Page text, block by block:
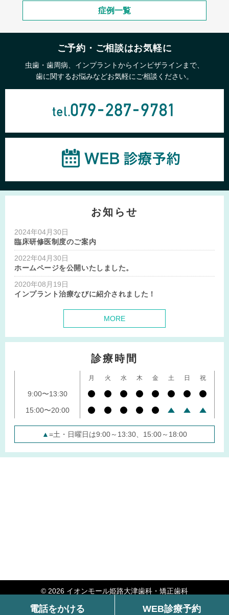
症例一覧
ご予約・ご相談はお気軽に
虫歯・歯周病、インプラントからインビザラインまで、
歯に関するお悩みなどお気軽にご相談ください。
お知らせ
2024年04月30日
臨床研修医制度のご案内
2022年04月30日
ホームページを公開いたしました。
2020年08月19日
インプラント治療なびに紹介されました！
MORE
診療時間
月 火 水 木 金 土 日 祝
9:00〜13:30
15:00〜20:00
▲=土・日曜日は9:00～13:30、15:00～18:00
電話をかける WEB診療予約
© 2026 イオンモール姫路大津歯科・矯正歯科